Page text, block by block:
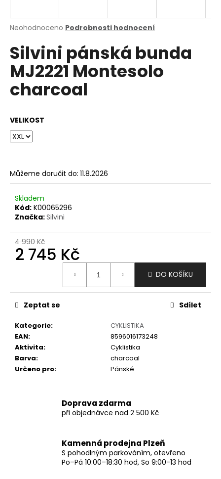
Průměrné
produktu
je
0,0
5
hvězdiček.
Neohodnoceno Podrobnosti hodnocení
Silvini pánská bunda
MJ2221 Montesolo
charcoal
VELIKOST
Můžeme doručit do: 11.8.2026
Skladem
Kód: K00065296
Značka:Silvini
4 990 Kč
2 745 Kč
DO KOŠÍKU
Kategorie:
CYKLISTIKA
EAN:
8596016173248
Aktivita:
Cyklistika
Barva:
charcoal
Určeno pro: Pánské
Zeptat se Sdílet
Doprava zdarma
při objednávce nad 2 500 Kč
Kamenná prodejna Plzeň
S pohodlným parkováním, otevřeno
Po–Pá 10:00–18:30 hod, So 9:00-13 hod
j
t
?
o
p
u
č
u